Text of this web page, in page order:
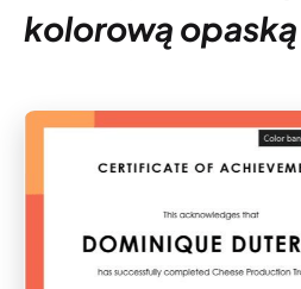
kolorową opaską